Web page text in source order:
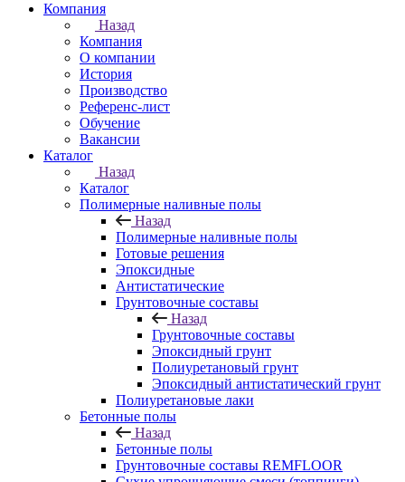
Компания
Назад
Компания
О компании
История
Производство
Референс-лист
Обучение
Вакансии
Каталог
Назад
Каталог
Полимерные наливные полы
Назад
Полимерные наливные полы
Готовые решения
Эпоксидные
Антистатические
Грунтовочные составы
Назад
Грунтовочные составы
Эпоксидный грунт
Полиуретановый грунт
Эпоксидный антистатический грунт
Полиуретановые лаки
Бетонные полы
Назад
Бетонные полы
Грунтовочные составы REMFLOOR